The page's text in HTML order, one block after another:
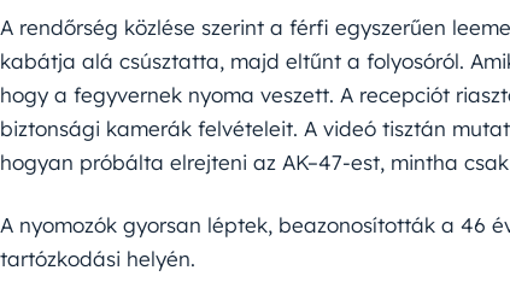
A rendőrség közlése szerint a férfi egyszerűen
kabátja alá csúsztatta, majd eltűnt a folyosóról.
hogy a fegyvernek nyoma veszett. A recepciót
biztonsági kamerák felvételeit. A videó tisztán
hogyan próbálta elrejteni az AK–47-est, mintha
A nyomozók gyorsan léptek, beazonosították a 46
tartózkodási helyén.